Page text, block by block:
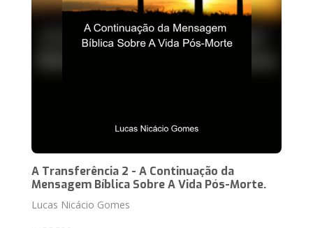
A Transferência 2 - A Continuação da
Mensagem Bíblica Sobre A Vida Pós-Morte.
Lucas Nicácio Gomes